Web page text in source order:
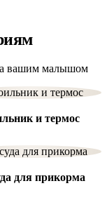
вашим малышом